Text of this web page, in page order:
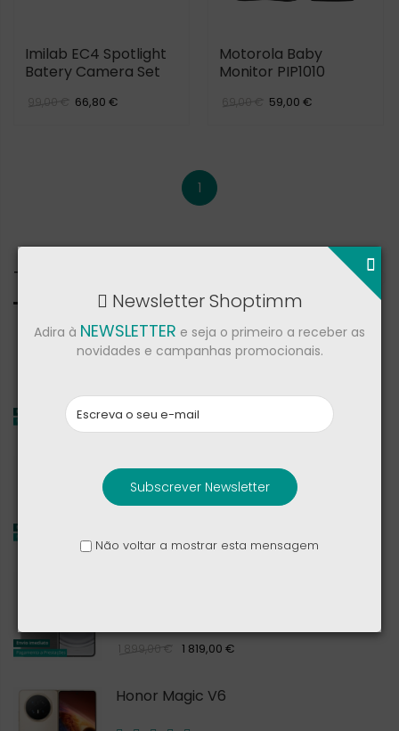
Imilab EC4 Spotlight
Batery Camera Set
99,00 € 66,80 €
Motorola Baby
Monitor PIP1010
69,00 € 59,00 €
1
Todos
Samsung Galaxy Z Fold8 Ultra
2 269,00 € 2 144,00 €
Samsung Galaxy Z Fold8
1 899,00 € 1 819,00 €
Honor Magic V6
Newsletter Shoptimm
Adira à NEWSLETTER e seja o primeiro a receber as
novidades e campanhas promocionais.
Subscrever Newsletter
Não voltar a mostrar esta mensagem